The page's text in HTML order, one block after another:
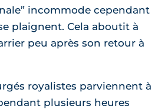
incommode cependant
plaignent. Cela aboutit à
peu après son retour à
royalistes parviennent à
plusieurs heures